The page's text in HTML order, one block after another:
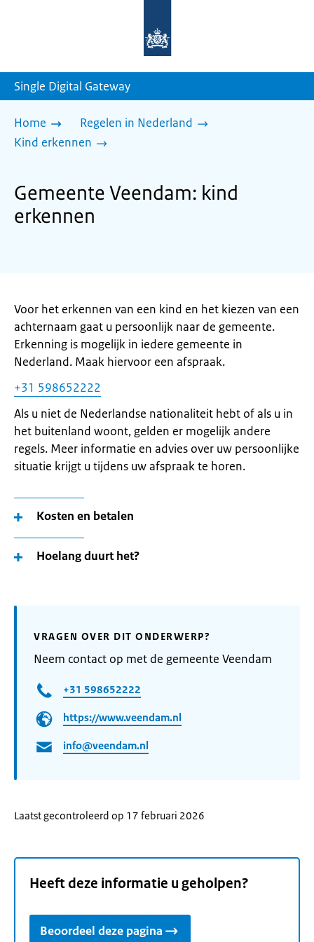
homepage
Single Digital Gateway
Home
Regelen in Nederland
Kind erkennen
Gemeente Veendam: kind
erkennen
Voor het erkennen van een kind en het kiezen van een
achternaam gaat u persoonlijk naar de gemeente.
Erkenning is mogelijk in iedere gemeente in
Nederland. Maak hiervoor een afspraak.
+31 598652222
Als u niet de Nederlandse nationaliteit hebt of als u in
het buitenland woont, gelden er mogelijk andere
regels. Meer informatie en advies over uw persoonlijke
situatie krijgt u tijdens uw afspraak te horen.
Kosten en betalen
Hoelang duurt het?
VRAGEN OVER DIT ONDERWERP?
Neem contact op met de gemeente Veendam
+31 598652222
https://www.veendam.nl
info@veendam.nl
Laatst gecontroleerd op 17 februari 2026
Heeft deze informatie u geholpen?
Beoordeel deze pagina